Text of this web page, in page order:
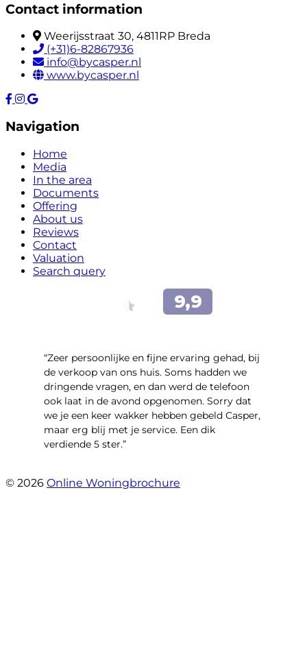
Contact information
Weerijsstraat 30, 4811RP Breda
(+31)6-82867936
info@bycasper.nl
www.bycasper.nl
Navigation
Home
Media
In the area
Documents
Offering
About us
Reviews
Contact
Valuation
Search query
“Zeer persoonlijke en fijne ervaring gehad, bij
de verkoop van ons huis. Soms hadden we
dringende vragen, en dan werd de telefoon
ook laat in de avond opgenomen. Sorry dat
we je een keer wakker hebben gebeld Casper,
maar erg blij met je service. Een dik
verdiende 5 ster.”
© 2026 Online Woningbrochure